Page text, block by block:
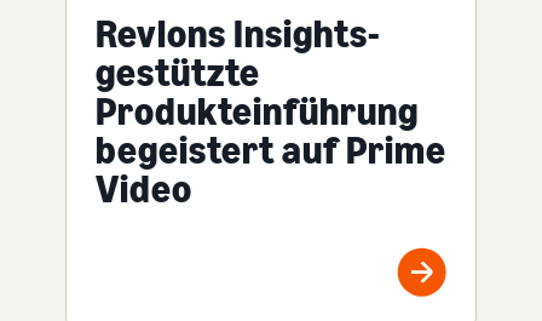
Revlons Insights-
gestützte
Produkteinführung
begeistert auf Prime
Video